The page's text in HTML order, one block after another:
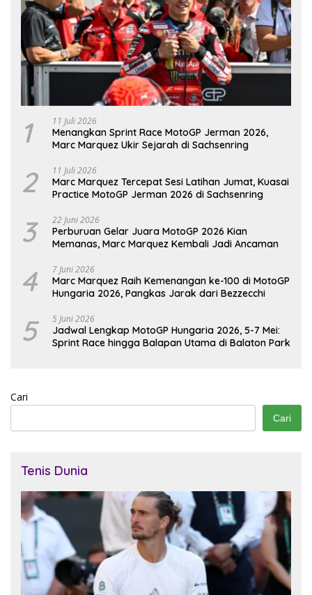
1 11 Juli 2026
Menangkan Sprint Race MotoGP Jerman 2026,
Marc Marquez Ukir Sejarah di Sachsenring
2 11 Juli 2026
Marc Marquez Tercepat Sesi Latihan Jumat, Kuasai
Practice MotoGP Jerman 2026 di Sachsenring
3 22 Juni 2026
Perburuan Gelar Juara MotoGP 2026 Kian
Memanas, Marc Marquez Kembali Jadi Ancaman
4 7 Juni 2026
Marc Marquez Raih Kemenangan ke-100 di MotoGP
Hungaria 2026, Pangkas Jarak dari Bezzecchi
5 5 Juni 2026
Jadwal Lengkap MotoGP Hungaria 2026, 5-7 Mei:
Sprint Race hingga Balapan Utama di Balaton Park
Cari
Cari
Tenis Dunia